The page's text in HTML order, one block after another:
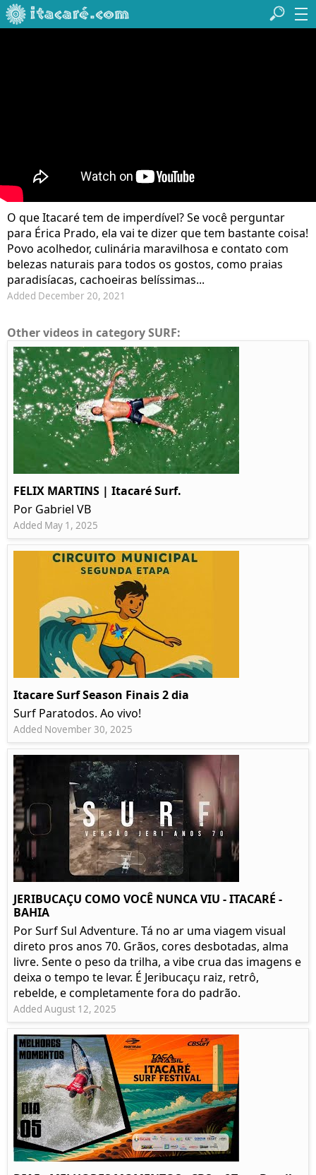
O que Itacaré tem de imperdível? Se você perguntar
para Érica Prado, ela vai te dizer que tem bastante coisa!​
Povo acolhedor, culinária maravilhosa e contato com
belezas naturais para todos os gostos, como praias
paradisíacas, cachoeiras belíssimas...
Added December 20, 2021
Other videos in category SURF:
FELIX MARTINS | Itacaré Surf.
Por Gabriel VB
Added May 1, 2025
Itacare Surf Season Finais 2 dia
Surf Paratodos. Ao vivo!
Added November 30, 2025
JERIBUCAÇU COMO VOCÊ NUNCA VIU - ITACARÉ -
BAHIA
Por Surf Sul Adventure. Tá no ar uma viagem visual
direto pros anos 70. Grãos, cores desbotadas, alma
livre. Sente o peso da trilha, a vibe crua das imagens e
deixa o tempo te levar. É Jeribucaçu raiz, retrô,
rebelde, e completamente fora do padrão.
Added August 12, 2025